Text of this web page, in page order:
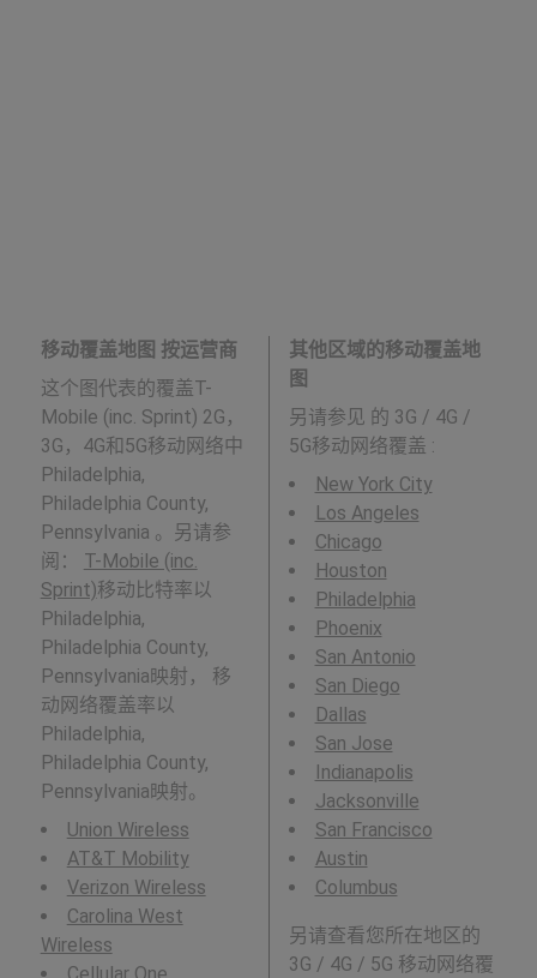
移动覆盖地图 按运营商
这个图代表的覆盖T-
Mobile (inc. Sprint) 2G，
3G，4G和5G移动网络中
Philadelphia,
Philadelphia County,
Pennsylvania 。另请参
阅： T-Mobile (inc.
Sprint)移动比特率以
Philadelphia,
Philadelphia County,
Pennsylvania映射， 移
动网络覆盖率以
Philadelphia,
Philadelphia County,
Pennsylvania映射。
Union Wireless
AT&T Mobility
Verizon Wireless
Carolina West
Wireless
其他区域的移动覆盖地
图
另请参见 的 3G / 4G /
5G移动网络覆盖 :
New York City
Los Angeles
Chicago
Houston
Philadelphia
Phoenix
San Antonio
San Diego
Dallas
San Jose
Indianapolis
Jacksonville
San Francisco
Austin
Columbus
另请查看您所在地区的
3G / 4G / 5G 移动网络覆